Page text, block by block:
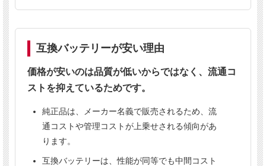
シーバイエス Taskiスウィンゴ
当店の互換バッテリーについて
純正品と同等性能の高品質バッテリー
互換バッテリーが安い理由
価格が安いのは品質が低いからではなく、流通コ
ストを抑えているためです。
純正品は、メーカー名義で販売されるため、流
通コストや管理コストが上乗せされる傾向があ
ります。
互換バッテリーは、性能が同等でも中間コスト